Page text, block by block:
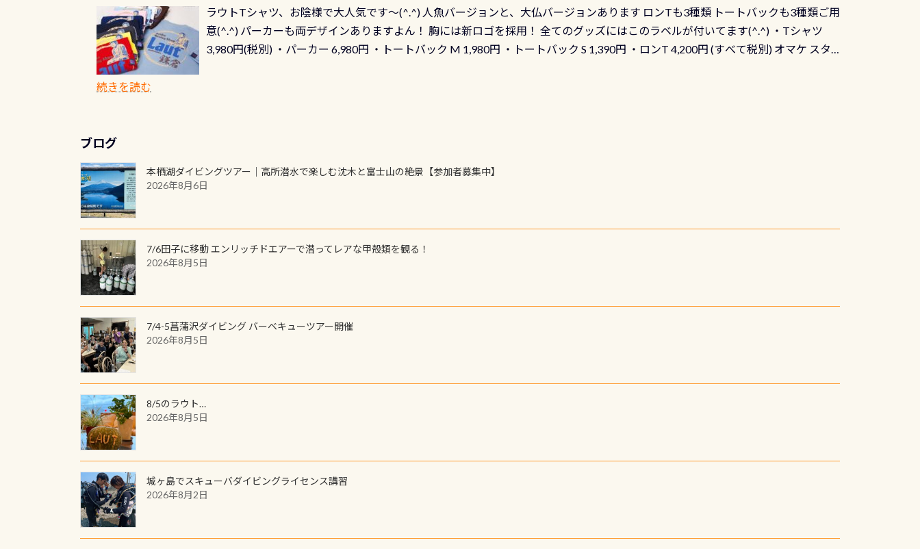
ラウトTシャツ、お陰様で大人気です～(^.^) 人魚バージョンと、大仏バージョンあります ロンTも3種類 トートバックも3種類ご用
意(^.^) パーカーも両デザインありますよん！ 胸には新ロゴを採用！ 全てのグッズにはこのラベルが付いてます(^.^) ・Tシャツ
3,980円(税別) ・パーカー 6,980円 ・トートバック M 1,980円 ・トートバック S 1,390円 ・ロンT 4,200円 (すべて税別) オマケ スタ
続きを読む
ブログ
本栖湖ダイビングツアー｜高所潜水で楽しむ沈木と富士山の絶景【参加者募集中】
2026年8月6日
7/6田子に移動 エンリッチドエアーで潜ってレアな甲殻類を観る！
2026年8月5日
7/4-5菖蒲沢ダイビング バーベキューツアー開催
2026年8月5日
8/5のラウト…
2026年8月5日
城ヶ島でスキューバダイビングライセンス講習
2026年8月2日